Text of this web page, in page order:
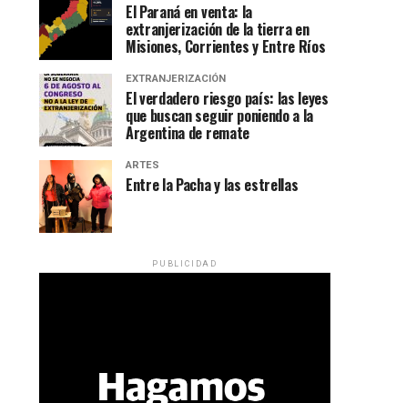
El Paraná en venta: la
extranjerización de la tierra en
Misiones, Corrientes y Entre Ríos
EXTRANJERIZACIÓN
El verdadero riesgo país: las leyes
que buscan seguir poniendo a la
Argentina de remate
ARTES
Entre la Pacha y las estrellas
PUBLICIDAD